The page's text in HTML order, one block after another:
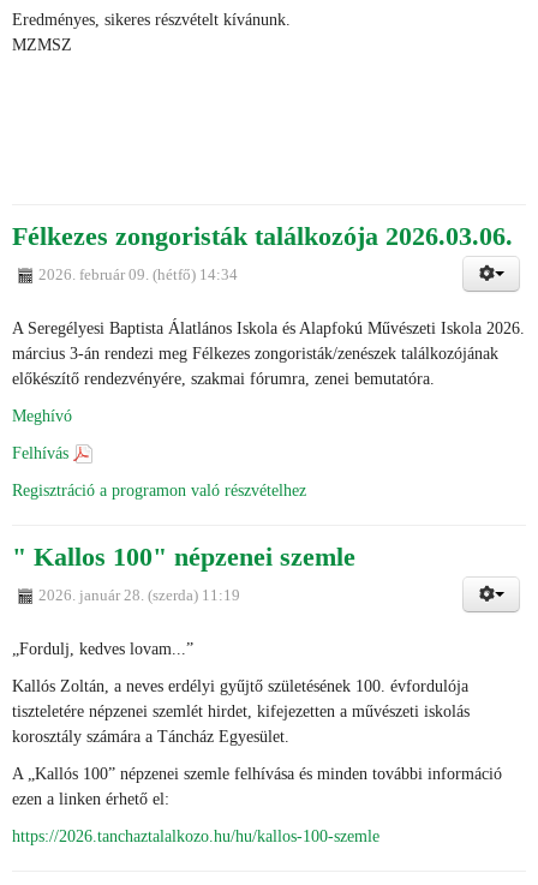
Eredményes, sikeres részvételt kívánunk.
MZMSZ
Félkezes zongoristák találkozója 2026.03.06.
2026. február 09. (hétfő) 14:34
A Seregélyesi Baptista Álatlános Iskola és Alapfokú Művészeti Iskola 2026.
március 3-án rendezi meg Félkezes zongoristák/zenészek találkozójának
előkészítő rendezvényére, szakmai fórumra, zenei bemutatóra.
Meghívó
Felhívás
Regisztráció a programon való részvételhez
" Kallos 100" népzenei szemle
2026. január 28. (szerda) 11:19
„Fordulj, kedves lovam...”
Kallós Zoltán, a neves erdélyi gyűjtő születésének 100. évfordulója
tiszteletére népzenei szemlét hirdet, kifejezetten a művészeti iskolás
korosztály számára a Táncház Egyesület.
A „Kallós 100” népzenei szemle felhívása és minden további információ
ezen a linken érhető el:
https://2026.tanchaztalalkozo.hu/hu/kallos-100-szemle